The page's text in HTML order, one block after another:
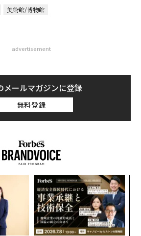
美術館/博物館
advertisement
メールマガジンに登録
無料登録